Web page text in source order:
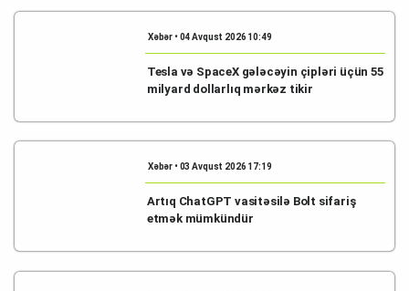
Xəbər • 04 Avqust 2026 10:49
Tesla və SpaceX gələcəyin çipləri üçün 55
milyard dollarlıq mərkəz tikir
Xəbər • 03 Avqust 2026 17:19
Artıq ChatGPT vasitəsilə Bolt sifariş
etmək mümkündür